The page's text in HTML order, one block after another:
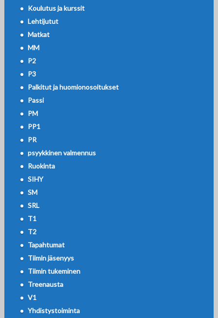
Koulutus ja kurssit
Lehtijutut
Matkat
MM
P2
P3
Palkitut ja huomionosoitukset
Passi
PM
PP1
PR
psyykkinen valmennus
Ruokinta
SIHY
SM
SRL
T1
T2
Tapahtumat
Tiimin jäsenyys
Tiimin tukeminen
Treenausta
V1
Yhdistystoiminta